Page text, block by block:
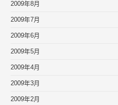
2009年8月
2009年7月
2009年6月
2009年5月
2009年4月
2009年3月
2009年2月